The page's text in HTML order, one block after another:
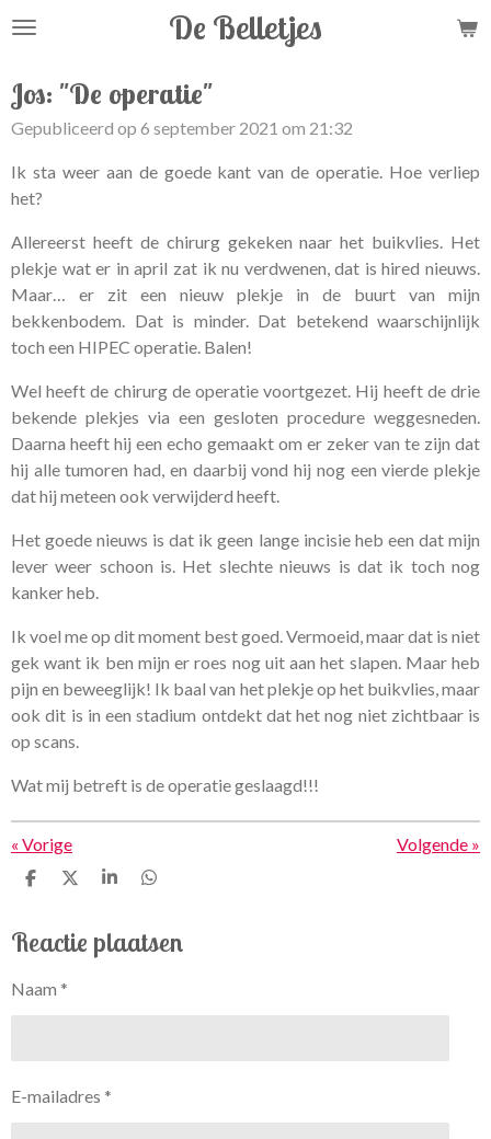
Ga
de
hoofdinhoud
De Belletjes
Jos: "De operatie"
Gepubliceerd op 6 september 2021 om 21:32
Ik sta weer aan de goede kant van de operatie. Hoe verliep
het?
Allereerst heeft de chirurg gekeken naar het buikvlies. Het
plekje wat er in april zat ik nu verdwenen, dat is hired nieuws.
Maar… er zit een nieuw plekje in de buurt van mijn
bekkenbodem. Dat is minder. Dat betekend waarschijnlijk
toch een HIPEC operatie. Balen!
Wel heeft de chirurg de operatie voortgezet. Hij heeft de drie
bekende plekjes via een gesloten procedure weggesneden.
Daarna heeft hij een echo gemaakt om er zeker van te zijn dat
hij alle tumoren had, en daarbij vond hij nog een vierde plekje
dat hij meteen ook verwijderd heeft.
Het goede nieuws is dat ik geen lange incisie heb een dat mijn
lever weer schoon is. Het slechte nieuws is dat ik toch nog
kanker heb.
Ik voel me op dit moment best goed. Vermoeid, maar dat is niet
gek want ik ben mijn er roes nog uit aan het slapen. Maar heb
pijn en beweeglijk! Ik baal van het plekje op het buikvlies, maar
ook dit is in een stadium ontdekt dat het nog niet zichtbaar is
op scans.
Wat mij betreft is de operatie geslaagd!!!
« Vorige Volgende »
D
e
n
D
l
S
r
e
D
e
n
Reactie plaatsen
Naam *
E-mailadres *